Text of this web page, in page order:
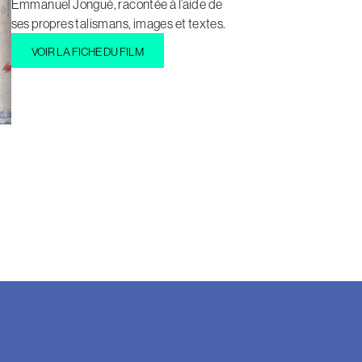
Emmanuel Jongué, racontée à l’aide de
ses propres talismans, images et textes.
VOIR LA FICHE DU FILM